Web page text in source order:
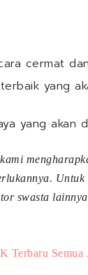
cermat
yang
yang akan
swasta
Terbaru Semua